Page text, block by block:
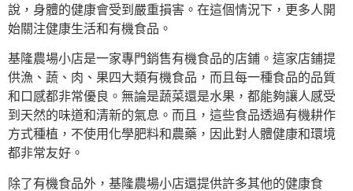
說，身體的健康會受到嚴重損害。在這個情況下，更多人開
始關注健康生活和有機食品。
基隆農場小店是一家專門銷售有機食品的店鋪。這家店鋪提
供漁、蔬、肉、果四大類有機食品，而且每一種食品的品質
和口感都非常優良。無論是蔬菜還是水果，都能夠讓人感受
到天然的味道和清新的氣息。而且，這些食品透過有機耕作
方式種植，不使用化學肥料和農藥，因此對人體健康和環境
都非常友好。
除了有機食品外，基隆農場小店還提供許多其他的健康食